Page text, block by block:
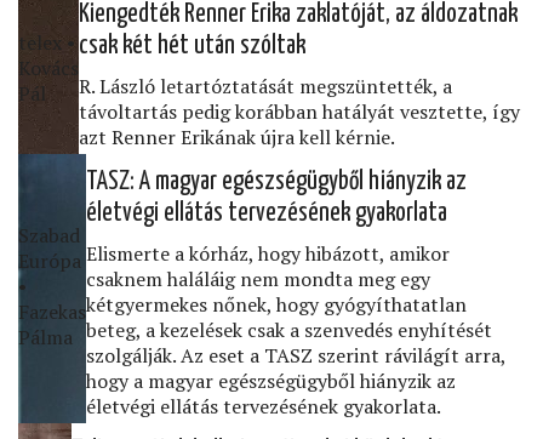
telex •
Kovács
Pál
Kiengedték Renner Erika zaklatóját, az áldozatnak
csak két hét után szóltak
R. László letartóztatását megszüntették, a
távoltartás pedig korábban hatályát vesztette, így
azt Renner Erikának újra kell kérnie.
Szabad
Európa
•
Fazekas
Pálma
TASZ: A magyar egészségügyből hiányzik az
életvégi ellátás tervezésének gyakorlata
Elismerte a kórház, hogy hibázott, amikor
csaknem haláláig nem mondta meg egy
kétgyermekes nőnek, hogy gyógyíthatatlan
beteg, a kezelések csak a szenvedés enyhítését
szolgálják. Az eset a TASZ szerint rávilágít arra,
hogy a magyar egészségügyből hiányzik az
életvégi ellátás tervezésének gyakorlata.